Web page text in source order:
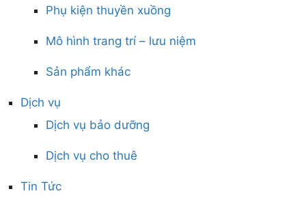
Phụ kiện thuyền xuồng
Mô hình trang trí – lưu niệm
Sản phẩm khác
Dịch vụ
Dịch vụ bảo dưỡng
Dịch vụ cho thuê
Tin Tức